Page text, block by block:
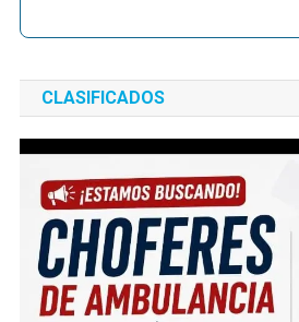
CLASIFICADOS